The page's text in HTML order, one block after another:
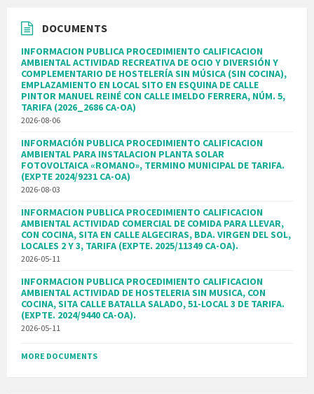
DOCUMENTS
INFORMACION PUBLICA PROCEDIMIENTO CALIFICACION
AMBIENTAL ACTIVIDAD RECREATIVA DE OCIO Y DIVERSIÓN Y
COMPLEMENTARIO DE HOSTELERÍA SIN MÚSICA (SIN COCINA),
EMPLAZAMIENTO EN LOCAL SITO EN ESQUINA DE CALLE
PINTOR MANUEL REINÉ CON CALLE IMELDO FERRERA, NÚM. 5,
TARIFA (2026_2686 CA-OA)
2026-08-06
INFORMACIÓN PUBLICA PROCEDIMIENTO CALIFICACION
AMBIENTAL PARA INSTALACION PLANTA SOLAR
FOTOVOLTAICA «ROMANO», TERMINO MUNICIPAL DE TARIFA.
(EXPTE 2024/9231 CA-OA)
2026-08-03
INFORMACION PUBLICA PROCEDIMIENTO CALIFICACION
AMBIENTAL ACTIVIDAD COMERCIAL DE COMIDA PARA LLEVAR,
CON COCINA, SITA EN CALLE ALGECIRAS, BDA. VIRGEN DEL SOL,
LOCALES 2 Y 3, TARIFA (EXPTE. 2025/11349 CA-OA).
2026-05-11
INFORMACION PUBLICA PROCEDIMIENTO CALIFICACION
AMBIENTAL ACTIVIDAD DE HOSTELERIA SIN MUSICA, CON
COCINA, SITA CALLE BATALLA SALADO, 51-LOCAL 3 DE TARIFA.
(EXPTE. 2024/9440 CA-OA).
2026-05-11
MORE DOCUMENTS